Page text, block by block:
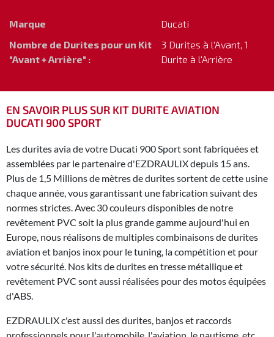
Marque
Ducati
Nombre de Durites pour un Kit
"Avant + Arrière" :
3 Durites à l'Avant, 1
Durite à l'Arrière
EN SAVOIR PLUS SUR KIT DURITE AVIATION
DUCATI 900 SPORT
Les durites avia de votre Ducati 900 Sport sont fabriquées et
assemblées par le partenaire d'EZDRAULIX depuis 15 ans.
Plus de 1,5 Millions de mètres de durites sortent de cette usine
chaque année, vous garantissant une fabrication suivant des
normes strictes. Avec 30 couleurs disponibles de notre
revêtement PVC soit la plus grande gamme aujourd'hui en
Europe, nous réalisons de multiples combinaisons de durites
aviation et banjos inox pour le tuning, la compétition et pour
votre sécurité. Nos kits de durites en tresse métallique et
revêtement PVC sont aussi réalisées pour des motos équipées
d'ABS.
EZDRAULIX c'est aussi des durites, banjos et raccords